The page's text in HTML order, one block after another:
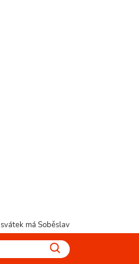
svátek má Soběslav